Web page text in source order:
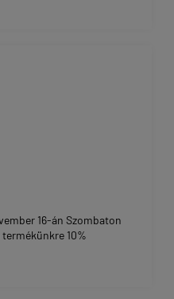
16-án Szombaton
10%